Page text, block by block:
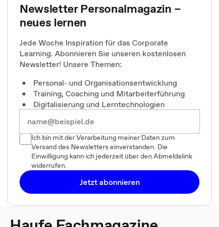
Newsletter Personalmagazin –
neues lernen
Jede Woche Inspiration für das Corporate
Learning. Abonnieren Sie unseren kostenlosen
Newsletter! Unsere Themen:
Personal- und Organisationsentwicklung
Training, Coaching und Mitarbeiterführung
Digitalisierung und Lerntechnologien
Ich bin mit der Verarbeitung meiner Daten zum
Versand des Newsletters einverstanden. Die
Einwilligung kann ich jederzeit über den Abmeldelink
widerrufen.
Jetzt abonnieren